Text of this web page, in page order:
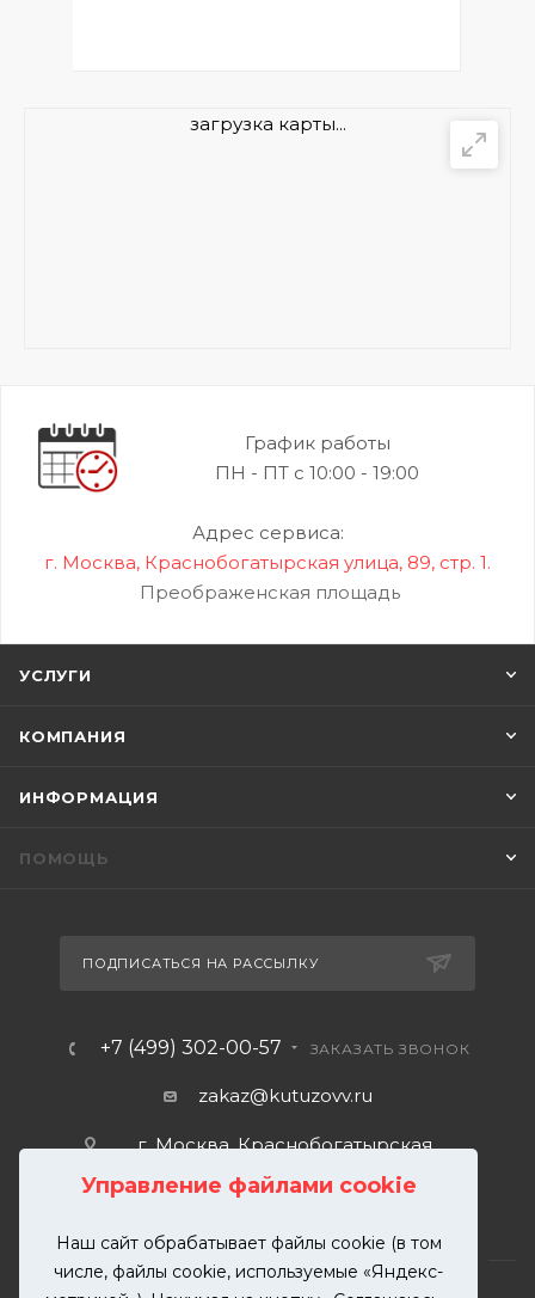
Управление файлами cookie
Наш сайт обрабатывает файлы cookie (в том
числе, файлы cookie, используемые «Яндекс-
загрузка карты...
График работы
ПН - ПТ с 10:00 - 19:00
Адрес сервиса:
г. Москва, Краснобогатырская улица, 89, стр. 1.
Преображенская площадь
УСЛУГИ
КОМПАНИЯ
ИНФОРМАЦИЯ
ПОМОЩЬ
ПОДПИСАТЬСЯ НА РАССЫЛКУ
+7 (499) 302-00-57 ЗАКАЗАТЬ ЗВОНОК
zakaz@kutuzovv.ru
г. Москва, Краснобогатырская